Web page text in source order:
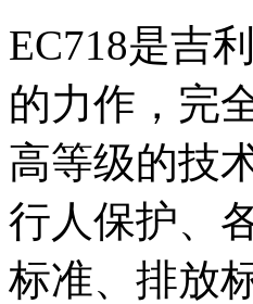
EC718是吉
的力作，完
高等级的技
行人保护、
标准、排放